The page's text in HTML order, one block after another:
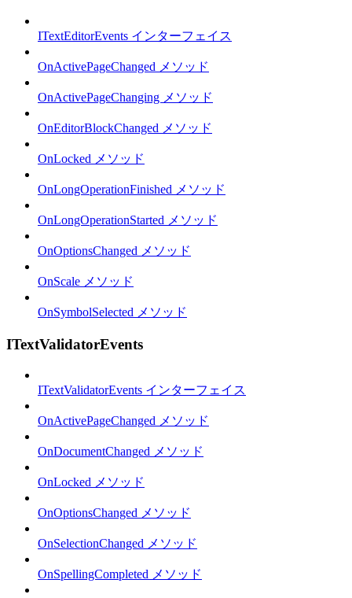
ITextEditorEvents インターフェイス
OnActivePageChanged メソッド
OnActivePageChanging メソッド
OnEditorBlockChanged メソッド
OnLocked メソッド
OnLongOperationFinished メソッド
OnLongOperationStarted メソッド
OnOptionsChanged メソッド
OnScale メソッド
OnSymbolSelected メソッド
ITextValidatorEvents
ITextValidatorEvents インターフェイス
OnActivePageChanged メソッド
OnDocumentChanged メソッド
OnLocked メソッド
OnOptionsChanged メソッド
OnSelectionChanged メソッド
OnSpellingCompleted メソッド